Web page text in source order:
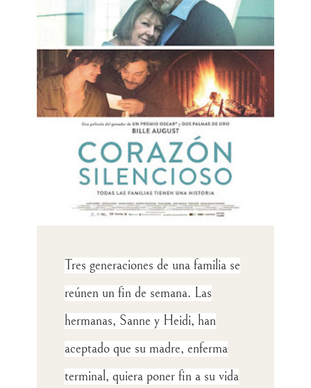
Tres generaciones de una familia se
reúnen un fin de semana. Las
hermanas, Sanne y Heidi, han
aceptado que su madre, enferma
terminal, quiera poner fin a su vida